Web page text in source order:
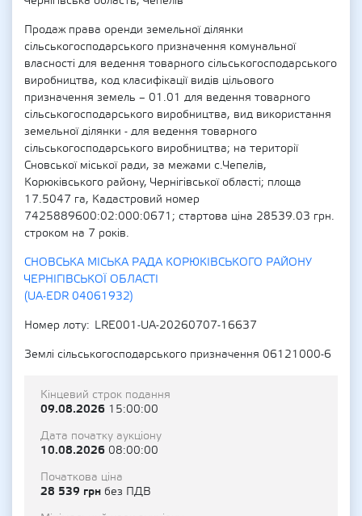
Продаж права оренди земельної ділянки
сільськогосподарського призначення комунальної
власності для ведення товарного сільськогосподарського
виробництва, код класифікації видів цільового
призначення земель – 01.01 для ведення товарного
сільськогосподарського виробництва, вид використання
земельної ділянки - для ведення товарного
сільськогосподарського виробництва; на території
Сновської міської ради, за межами с.Чепелів,
Корюківського району, Чернігівської області; площа
17.5047 га, Кадастровий номер
7425889600:02:000:0671; стартова ціна 28539.03 грн.
строком на 7 років.
СНОВСЬКА МІСЬКА РАДА КОРЮКІВСЬКОГО РАЙОНУ
ЧЕРНІГІВСЬКОЇ ОБЛАСТІ
(UA-EDR 04061932)
Номер лоту
LRE001-UA-20260707-16637
Землі сільськогосподарського призначення 06121000-6
Кінцевий строк подання
09.08.2026 15:00:00
Дата початку аукціону
10.08.2026 08:00:00
Початкова ціна
28 539 грн без ПДВ